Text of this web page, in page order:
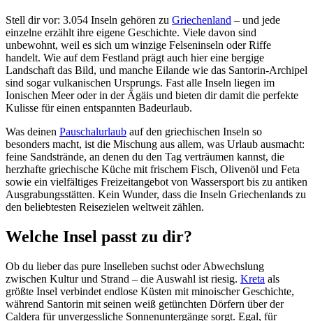
Stell dir vor: 3.054 Inseln gehören zu Griechenland – und jede
einzelne erzählt ihre eigene Geschichte. Viele davon sind
unbewohnt, weil es sich um winzige Felseninseln oder Riffe
handelt. Wie auf dem Festland prägt auch hier eine bergige
Landschaft das Bild, und manche Eilande wie das Santorin-Archipel
sind sogar vulkanischen Ursprungs. Fast alle Inseln liegen im
Ionischen Meer oder in der Ägäis und bieten dir damit die perfekte
Kulisse für einen entspannten Badeurlaub.
Was deinen Pauschalurlaub auf den griechischen Inseln so
besonders macht, ist die Mischung aus allem, was Urlaub ausmacht:
feine Sandstrände, an denen du den Tag verträumen kannst, die
herzhafte griechische Küche mit frischem Fisch, Olivenöl und Feta
sowie ein vielfältiges Freizeitangebot von Wassersport bis zu antiken
Ausgrabungsstätten. Kein Wunder, dass die Inseln Griechenlands zu
den beliebtesten Reisezielen weltweit zählen.
Welche Insel passt zu dir?
Ob du lieber das pure Inselleben suchst oder Abwechslung
zwischen Kultur und Strand – die Auswahl ist riesig. Kreta als
größte Insel verbindet endlose Küsten mit minoischer Geschichte,
während Santorin mit seinen weiß getünchten Dörfern über der
Caldera für unvergessliche Sonnenuntergänge sorgt. Egal, für